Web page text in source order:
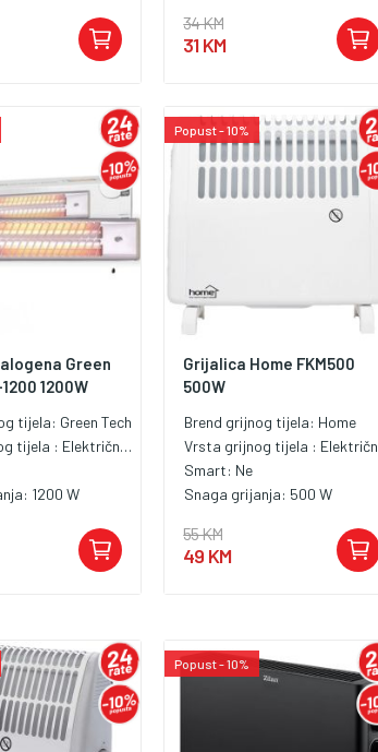
34 KM
31 KM
Green
1200W
tijela: Green Tech
tijela : Električna grijalica
1200 W
Popust - 10%
Grijalica Home FKM500
500W
Brend grijnog tijela: Home
Vrsta grijnog tijela : Električna grijalica
Smart: Ne
Snaga grijanja: 500 W
55 KM
49 KM
Popust - 10%